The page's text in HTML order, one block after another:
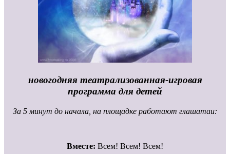
новогодняя театрализованная-игровая
программа для детей
За 5 минут до начала, на площадке работают глашатаи:
Вместе: Всем! Всем! Всем!